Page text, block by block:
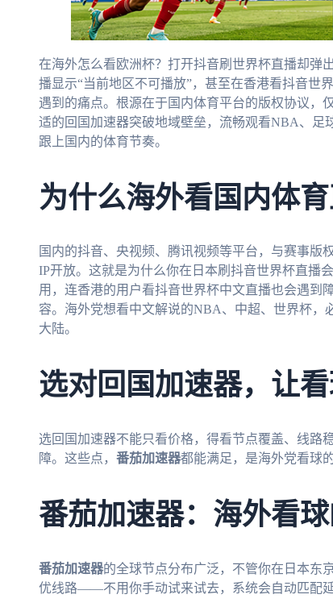
在海外怎么看欧洲杯？打开抖音刷世界杯直播却弹
播显示“当前地区不可播放”，甚至在香港看抖音
遇到的痛点。根源在于国内体育平台的版权协议，
适的回国加速器突破地域壁垒，流畅观看NBA、
跟上国内的体育节奏。
为什么海外看国内体育
国内的抖音、央视频、腾讯视频等平台，与赛事版
IP开放。这就是为什么你在日本刷抖音世界杯直播
用，连香港的用户看抖音世界杯中文直播也会遇
容。海外党想看中文解说的NBA、中超、世界杯，
大陆。
选对回国加速器，让
选回国加速器不能只看价格，得看节点覆盖、线路
障。这些点， 番茄加速器都能满足，是海外党看球
番茄加速器：海外看
番茄加速器的全球节点分布广泛，不管你在日本东
优线路——不用你手动试来试去，系统会自动匹配